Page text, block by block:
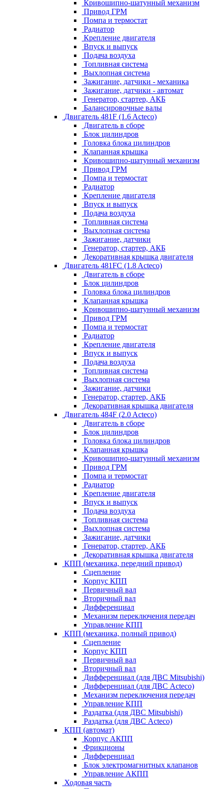
Кривошипно-шатунный механизм
Привод ГРМ
Помпа и термостат
Радиатор
Крепление двигателя
Впуск и выпуск
Подача воздуха
Топливная система
Выхлопная система
Зажигание, датчики - механика
Зажигание, датчики - автомат
Генератор, стартер, АКБ
Балансировочные валы
Двигатель 481F (1.6 Acteco)
Двигатель в сборе
Блок цилиндров
Головка блока цилиндров
Клапанная крышка
Кривошипно-шатунный механизм
Привод ГРМ
Помпа и термостат
Радиатор
Крепление двигателя
Впуск и выпуск
Подача воздуха
Топливная система
Выхлопная система
Зажигание, датчики
Генератор, стартер, АКБ
Декоративная крышка двигателя
Двигатель 481FC (1.8 Acteco)
Двигатель в сборе
Блок цилиндров
Головка блока цилиндров
Клапанная крышка
Кривошипно-шатунный механизм
Привод ГРМ
Помпа и термостат
Радиатор
Крепление двигателя
Впуск и выпуск
Подача воздуха
Топливная система
Выхлопная система
Зажигание, датчики
Генератор, стартер, АКБ
Декоративная крышка двигателя
Двигатель 484F (2.0 Acteco)
Двигатель в сборе
Блок цилиндров
Головка блока цилиндров
Клапанная крышка
Кривошипно-шатунный механизм
Привод ГРМ
Помпа и термостат
Радиатор
Крепление двигателя
Впуск и выпуск
Подача воздуха
Топливная система
Выхлопная система
Зажигание, датчики
Генератор, стартер, АКБ
Декоративная крышка двигателя
КПП (механика, передний привод)
Сцепление
Корпус КПП
Первичный вал
Вторичный вал
Дифференциал
Механизм переключения передач
Управление КПП
КПП (механика, полный привод)
Сцепление
Корпус КПП
Первичный вал
Вторичный вал
Дифференциал (для ДВС Mitsubishi)
Дифференциал (для ДВС Acteco)
Механизм переключения передач
Управление КПП
Раздатка (для ДВС Mitsubishi)
Раздатка (для ДВС Acteco)
КПП (автомат)
Корпус АКПП
Фрикционы
Дифференциал
Блок электромагнитных клапанов
Управление АКПП
Ходовая часть